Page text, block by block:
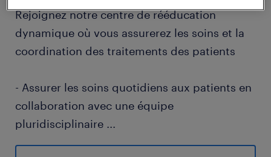
Rejoignez notre centre de rééducation
dynamique où vous assurerez les soins et la
coordination des traitements des patients
- Assurer les soins quotidiens aux patients en
collaboration avec une équipe
pluridisciplinaire ...
- Coordonner les traitements et surveiller